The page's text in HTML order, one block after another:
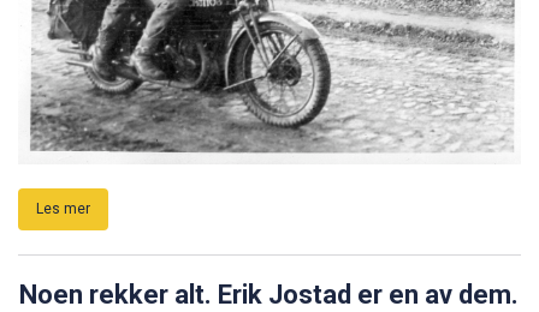
Les mer
Noen rekker alt. Erik Jostad er en av dem.